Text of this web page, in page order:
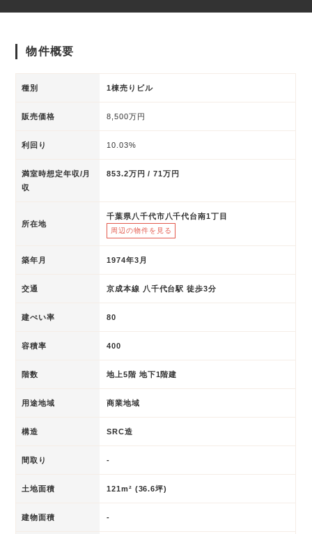
物件概要
種別 1棟売りビル
販売価格 8,500万円
利回り 10.03%
満室時想定年収/月
収
853.2万円 / 71万円
所在地
千葉県八千代市八千代台南1丁目
周辺の物件を見る
築年月 1974年3月
交通 京成本線 八千代台駅 徒歩3分
建ぺい率 80
容積率 400
階数 地上5階 地下1階建
用途地域 商業地域
構造 SRC造
間取り -
土地面積 121m² (36.6坪)
建物面積 -